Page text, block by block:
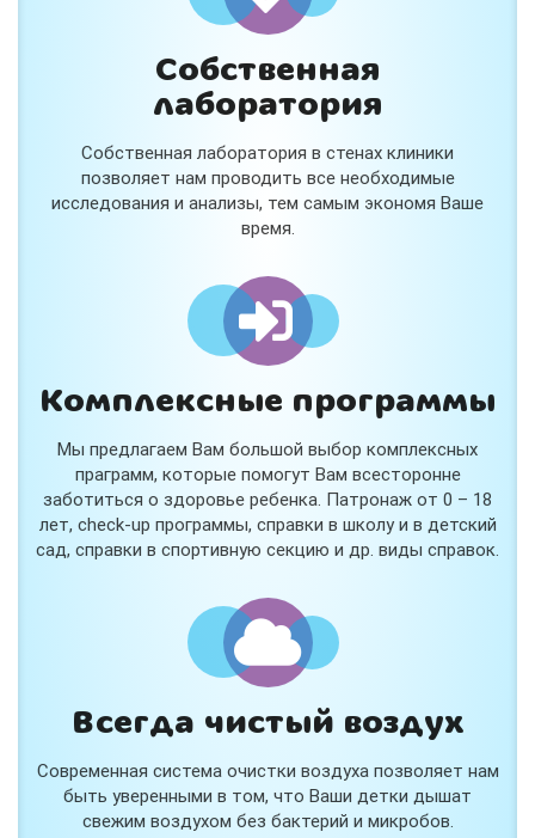
Собственная
лаборатория
Собственная лаборатория в стенах клиники
позволяет нам проводить все необходимые
исследования и анализы, тем самым экономя Ваше
время.
Комплексные программы
Мы предлагаем Вам большой выбор комплексных
праграмм, которые помогут Вам всесторонне
заботиться о здоровье ребенка. Патронаж от 0 – 18
лет, check-up программы, справки в школу и в детский
сад, справки в спортивную секцию и др. виды справок.
Всегда чистый воздух
Современная система очистки воздуха позволяет нам
быть уверенными в том, что Ваши детки дышат
свежим воздухом без бактерий и микробов.
Нет, спасибо
Я согласен на обработкуперсональных данных
Работает наСтримвуд